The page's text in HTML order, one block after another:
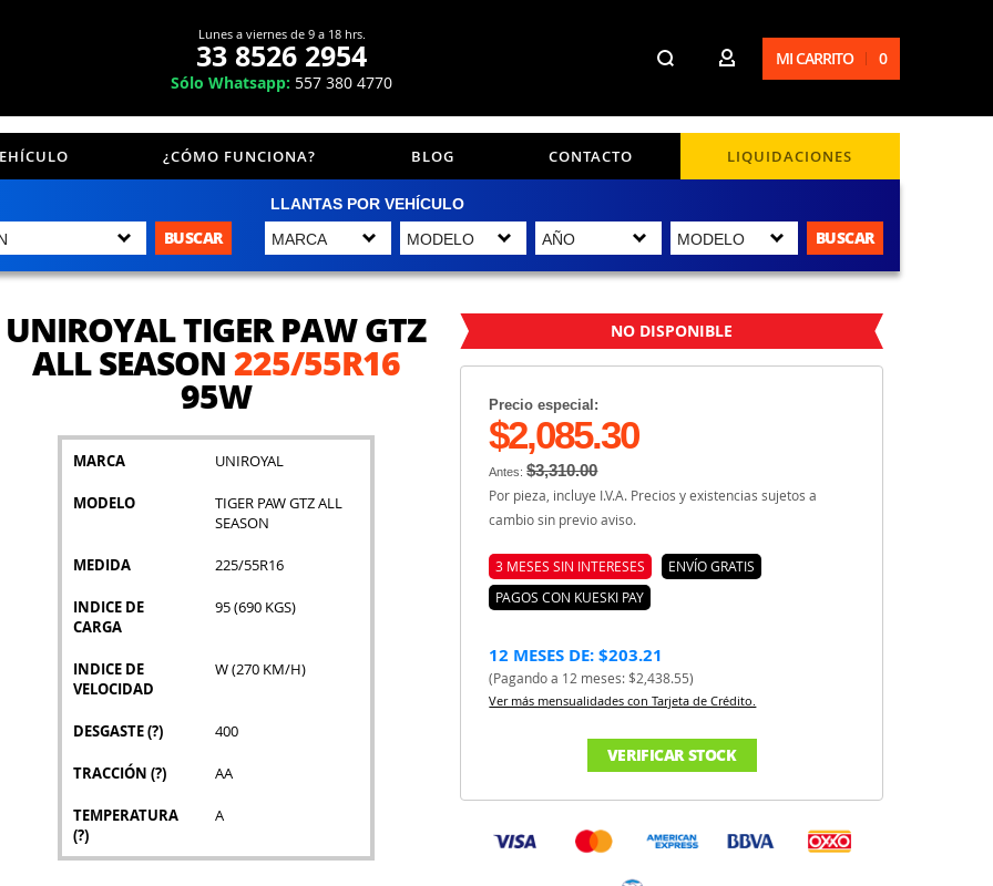
Lunes a viernes de 9 a 18 hrs.
33 8526 2954
Sólo Whatsapp: 557 380 4770
MI CARRITO 0
¿CÓMO FUNCIONA? BLOG CONTACTO LIQUIDACIONES
BUSCAR
LLANTAS POR VEHÍCULO
BUSCAR
UNIROYAL TIGER PAW GTZ
ALL SEASON225/55R16
95W
MARCA UNIROYAL
MODELO
TIGER PAW GTZ ALL
SEASON
MEDIDA 225/55R16
INDICE DE
CARGA
95 (690 KGS)
INDICE DE
VELOCIDAD
W (270 KM/H)
DESGASTE(?) 400
TRACCIÓN (?) AA
TEMPERATURA
(?)
A
NO DISPONIBLE
Precio especial:
$2,085.30
Antes:$3,310.00
Por pieza, incluye I.V.A. Precios y existencias sujetos a
cambio sin previo aviso.
3 MESES SIN INTERESES
ENVÍO GRATIS
PAGOS CON KUESKI PAY
12 MESES DE: $203.21
(Pagando a 12 meses: $2,438.55)
Ver más mensualidades con Tarjeta de Crédito.
VERIFICAR STOCK